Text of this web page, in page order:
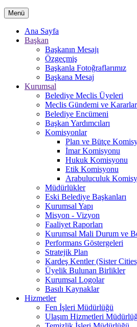
Menü
Ana Sayfa
Başkan
Başkanın Mesajı
Özgeçmiş
Başkanla Fotoğraflarımız
Başkana Mesaj
Kurumsal
Belediye Meclis Üyeleri
Meclis Gündemi ve Kararlar
Belediye Encümeni
Başkan Yardımcıları
Komisyonlar
Plan ve Bütçe
İmar Komisyonu
Hukuk Komisyonu
Etik Komisyonu
Arabuluculuk
Müdürlükler
Eski Belediye Başkanları
Kurumsal Yapı
Misyon - Vizyon
Faaliyet Raporları
Kurumsal Mali Durum ve
Performans Göstergeleri
Stratejik Plan
Kardeş Kentler (Sister
Üyelik Bulunan Birlikler
Kurumsal Logolar
Basılı Kaynaklar
Hizmetler
Fen İşleri Müdürlüğü
Ulaşım Hizmetleri